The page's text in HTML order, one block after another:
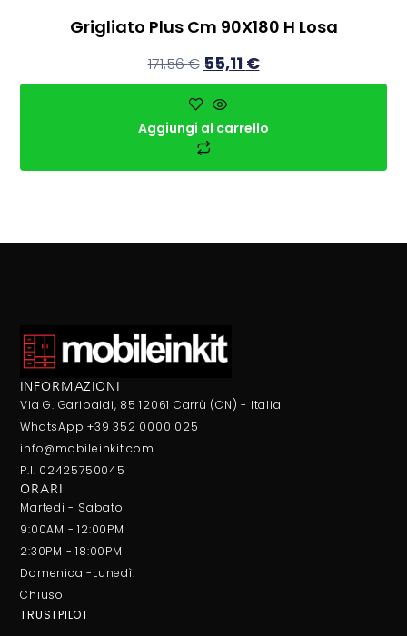
Grigliato Plus Cm 90X180 H Losa
171,56€ 55,11 €
Aggiungi al carrello
INFORMAZIONI
Via G. Garibaldi, 85 12061 Carrù (CN) - Italia
WhatsApp +39 352 0000 025
info@mobileinkit.com
P.I. 02425750045
ORARI
Martedi - Sabato
9:00AM - 12:00PM
2:30PM - 18:00PM
Domenica -Lunedì:
Chiuso
TRUSTPILOT